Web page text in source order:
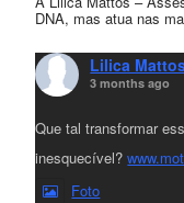
DNA, mas atua nas
Lilica
3 months ago
Que tal transformar
inesquecível?
Foto